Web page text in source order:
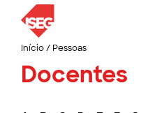
Início/ Pessoas
Docentes